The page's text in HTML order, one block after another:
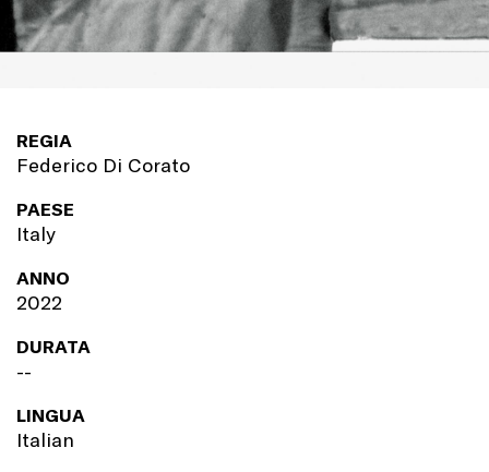
REGIA
Federico Di Corato
PAESE
Italy
ANNO
2022
DURATA
--
LINGUA
Italian